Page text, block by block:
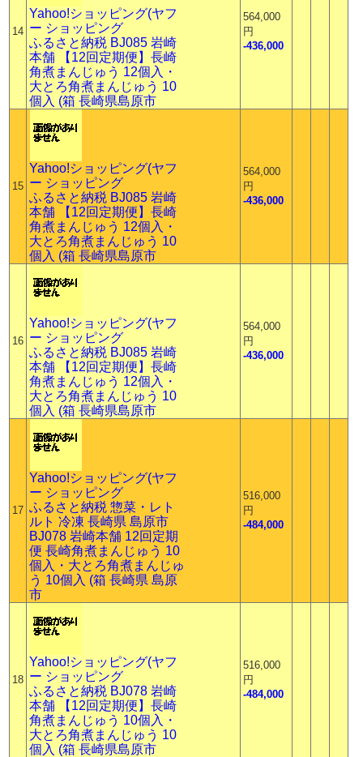
14
Yahoo!ショッピング(ヤフ
ー ショッピング
ふるさと納税 BJ085 岩崎
本舗 【12回定期便】長崎
角煮まんじゅう 12個入・
大とろ角煮まんじゅう 10
個入 (箱 長崎県島原市
564,000
円
-436,000
15
Yahoo!ショッピング(ヤフ
ー ショッピング
ふるさと納税 BJ085 岩崎
本舗 【12回定期便】長崎
角煮まんじゅう 12個入・
大とろ角煮まんじゅう 10
個入 (箱 長崎県島原市
564,000
円
-436,000
16
Yahoo!ショッピング(ヤフ
ー ショッピング
ふるさと納税 BJ085 岩崎
本舗 【12回定期便】長崎
角煮まんじゅう 12個入・
大とろ角煮まんじゅう 10
個入 (箱 長崎県島原市
564,000
円
-436,000
17
Yahoo!ショッピング(ヤフ
ー ショッピング
ふるさと納税 惣菜・レト
ルト 冷凍 長崎県 島原市
BJ078 岩崎本舗 12回定期
便 長崎角煮まんじゅう 10
個入・大とろ角煮まんじゅ
う 10個入 (箱 長崎県 島原
市
516,000
円
-484,000
18
Yahoo!ショッピング(ヤフ
ー ショッピング
ふるさと納税 BJ078 岩崎
本舗 【12回定期便】長崎
角煮まんじゅう 10個入・
大とろ角煮まんじゅう 10
個入 (箱 長崎県島原市
516,000
円
-484,000